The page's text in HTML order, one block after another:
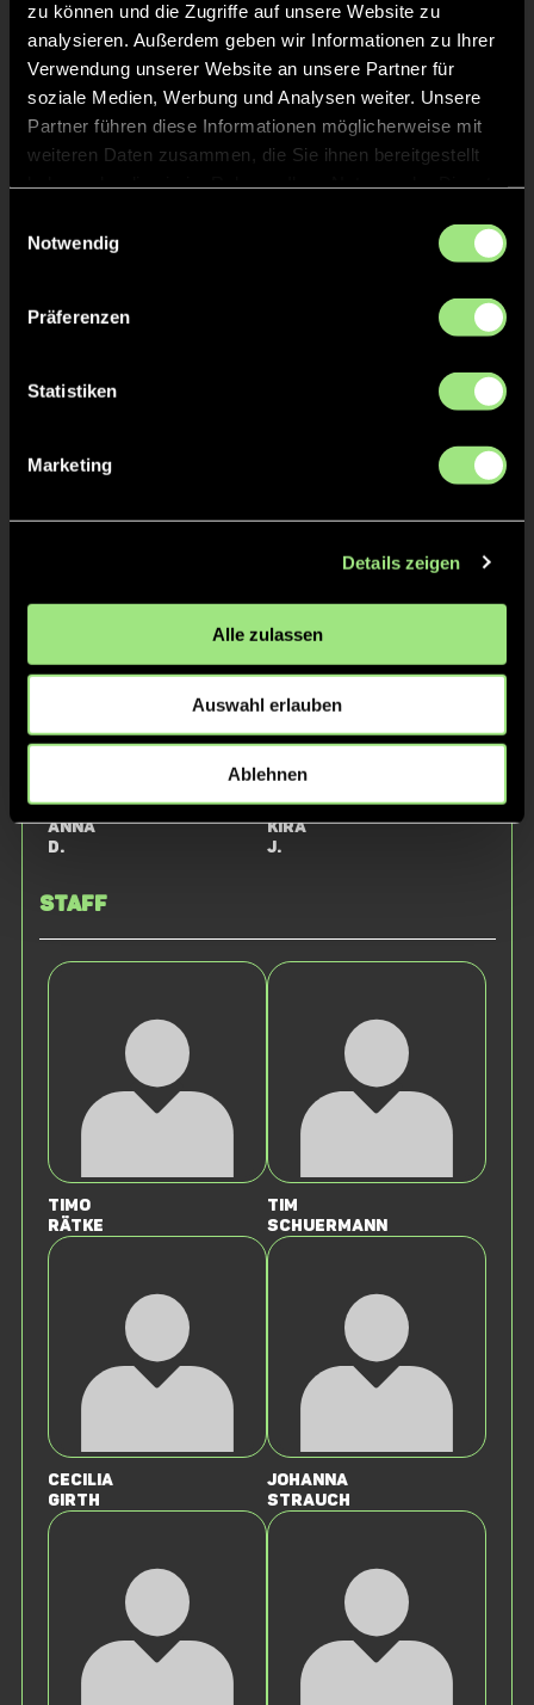
zu können und die Zugriffe auf unsere Website zu
analysieren. Außerdem geben wir Informationen zu Ihrer
Verwendung unserer Website an unsere Partner für
soziale Medien, Werbung und Analysen weiter. Unsere
Partner führen diese Informationen möglicherweise mit
weiteren Daten zusammen, die Sie ihnen bereitgestellt
Notwendig
Präferenzen
Statistiken
Marketing
Details zeigen
Alle zulassen
Auswahl erlauben
Ablehnen
S.
L.
Anna
D.
Kira
J.
Staff
Timo
Rätke
Tim
Schuermann
Cecilia
Girth
Johanna
Strauch